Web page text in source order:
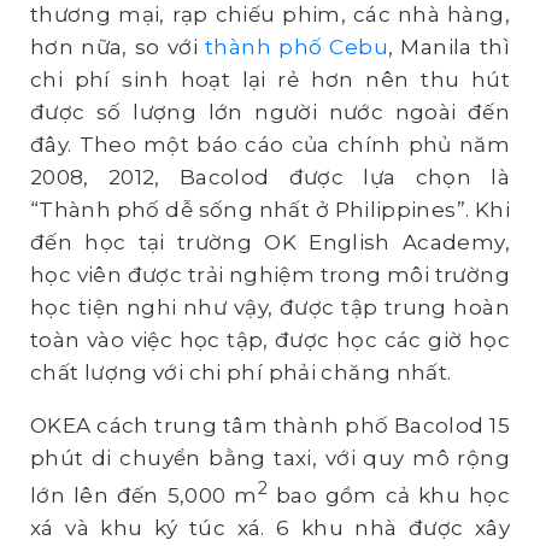
thương mại, rạp chiếu phim, các nhà hàng,
hơn nữa, so vớithành phố Cebu, Manila thì
chi phí sinh hoạt lại rẻ hơn nên thu hút
được số lượng lớn người nước ngoài đến
đây. Theo một báo cáo của chính phủ năm
2008, 2012, Bacolod được lựa chọn là
“Thành phố dễ sống nhất ở Philippines”. Khi
đến học tại trường OK English Academy,
học viên được trải nghiệm trong môi trường
học tiện nghi như vậy, được tập trung hoàn
toàn vào việc học tập, được học các giờ học
chất lượng với chi phí phải chăng nhất.
OKEA cách trung tâm thành phố Bacolod 15
phút di chuyển bằng taxi, với quy mô rộng
lớn lên đến 5,000 m2 bao gồm cả khu học
xá và khu ký túc xá. 6 khu nhà được xây